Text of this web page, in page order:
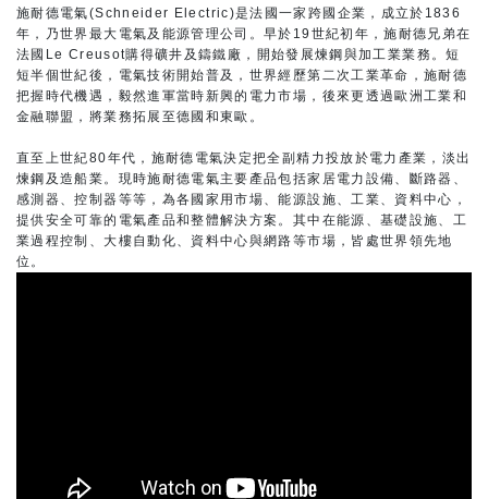
施耐德電氣(Schneider Electric)是法國一家跨國企業，成立於1836
年，乃世界最大電氣及能源管理公司。早於19世紀初年，施耐德兄弟在
法國Le Creusot購得礦井及鑄鐵廠，開始發展煉鋼與加工業業務。短
短半個世紀後，電氣技術開始普及，世界經歷第二次工業革命，施耐德
把握時代機遇，毅然進軍當時新興的電力市場，後來更透過歐洲工業和
金融聯盟，將業務拓展至德國和東歐。
直至上世紀80年代，施耐德電氣決定把全副精力投放於電力產業，淡出
煉鋼及造船業。現時施耐德電氣主要產品包括家居電力設備、斷路器、
感測器、控制器等等，為各國家用市場、能源設施、工業、資料中心，
提供安全可靠的電氣產品和整體解決方案。其中在能源、基礎設施、工
業過程控制、大樓自動化、資料中心與網路等市場，皆處世界領先地
位。